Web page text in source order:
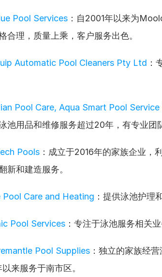
Pool Services ：自2001年以来为
合理，质量上乘，客户服务出色。
Automatic Pool Cleaners Pty Ltd ：
Pool Care, Aqua Smart Pool
池用品和维修服务超过20年，有专业团
Pools ：成立于2016年的家族企业，
新和建造服务。
Pool Care and Heating ：提供泳池护理
Pool Services ：专注于泳池服务相关业
Pool Supplies ：独立的家族经
来服务于南市区。